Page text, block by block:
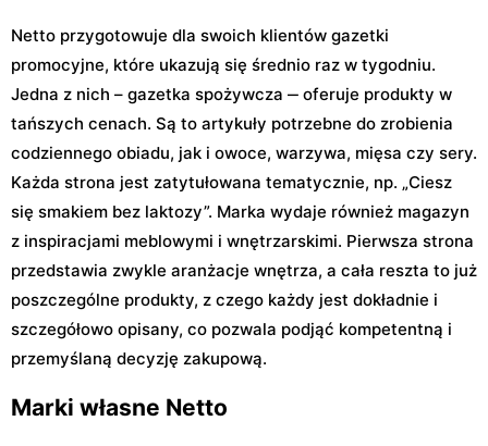
Netto przygotowuje dla swoich klientów gazetki
promocyjne, które ukazują się średnio raz w tygodniu.
Jedna z nich – gazetka spożywcza ‒ oferuje produkty w
tańszych cenach. Są to artykuły potrzebne do zrobienia
codziennego obiadu, jak i owoce, warzywa, mięsa czy sery.
Każda strona jest zatytułowana tematycznie, np. „Ciesz
się smakiem bez laktozy”. Marka wydaje również magazyn
z inspiracjami meblowymi i wnętrzarskimi. Pierwsza strona
przedstawia zwykle aranżacje wnętrza, a cała reszta to już
poszczególne produkty, z czego każdy jest dokładnie i
szczegółowo opisany, co pozwala podjąć kompetentną i
przemyślaną decyzję zakupową.
Marki własne Netto